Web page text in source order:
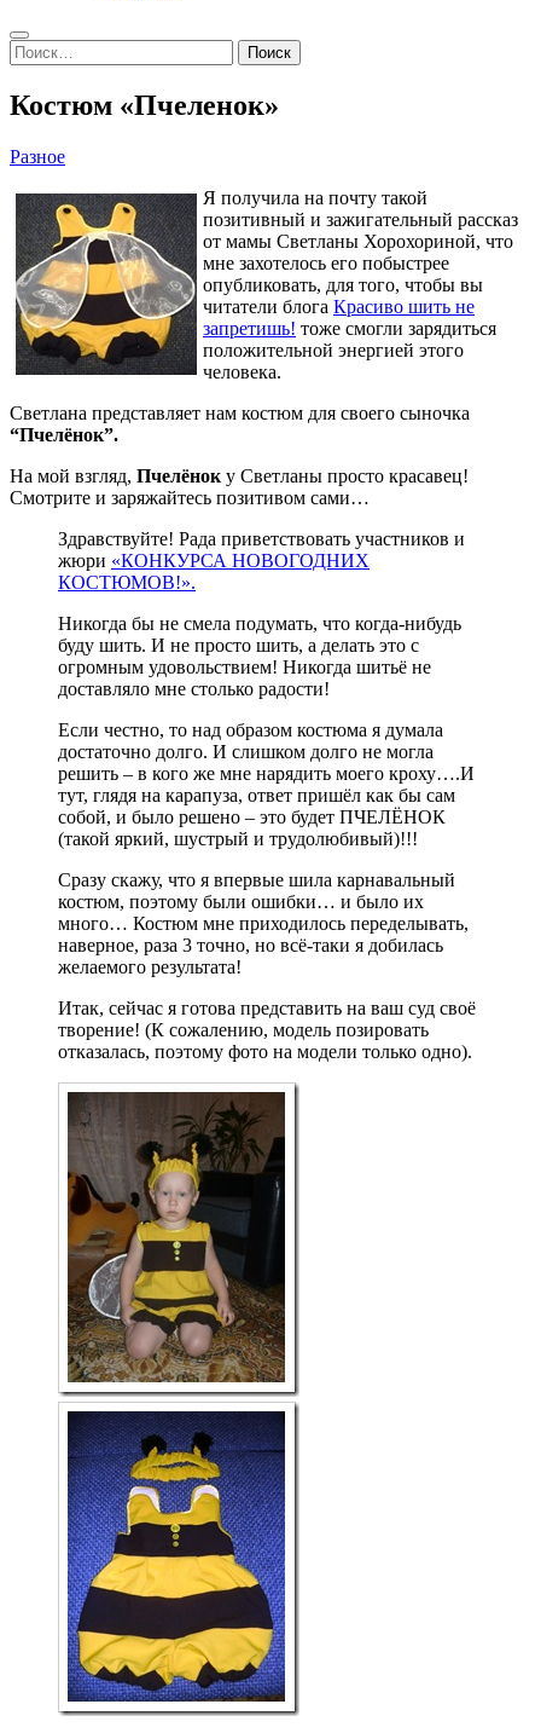
Search
Найти:
Костюм «Пчеленок»
Разное
Я получила на почту такой
позитивный и зажигательный рассказ
от мамы Светланы Хорохориной, что
мне захотелось его побыстрее
опубликовать, для того, чтобы вы
читатели блога Красиво шить не
запретишь! тоже смогли зарядиться
положительной энергией этого
человека.
Светлана представляет нам костюм для своего сыночка
“Пчелёнок”.
На мой взгляд, Пчелёнок у Светланы просто красавец!
Смотрите и заряжайтесь позитивом сами…
Здравствуйте! Рада приветствовать участников и
жюри «КОНКУРСА НОВОГОДНИХ
КОСТЮМОВ!».
Никогда бы не смела подумать, что когда-нибудь
буду шить. И не просто шить, а делать это с
огромным удовольствием! Никогда шитьё не
доставляло мне столько радости!
Если честно, то над образом костюма я думала
достаточно долго. И слишком долго не могла
решить – в кого же мне нарядить моего кроху….И
тут, глядя на карапуза, ответ пришёл как бы сам
собой, и было решено – это будет ПЧЕЛЁНОК
(такой яркий, шустрый и трудолюбивый)!!!
Сразу скажу, что я впервые шила карнавальный
костюм, поэтому были ошибки… и было их
много… Костюм мне приходилось переделывать,
наверное, раза 3 точно, но всё-таки я добилась
желаемого результата!
Итак, сейчас я готова представить на ваш суд своё
творение! (К сожалению, модель позировать
отказалась, поэтому фото на модели только одно).